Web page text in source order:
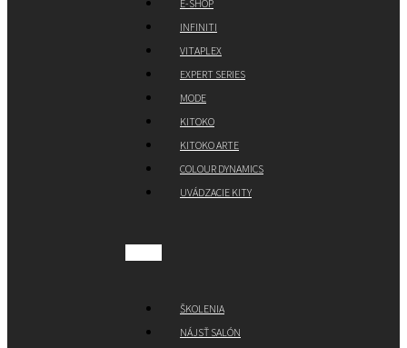
E-SHOP
INFINITI
VITAPLEX
EXPERT SERIES
MODE
KITOKO
KITOKO ARTE
COLOUR DYNAMICS
UVÁDZACIE KITY
ŠKOLENIA
NÁJSŤ SALÓN